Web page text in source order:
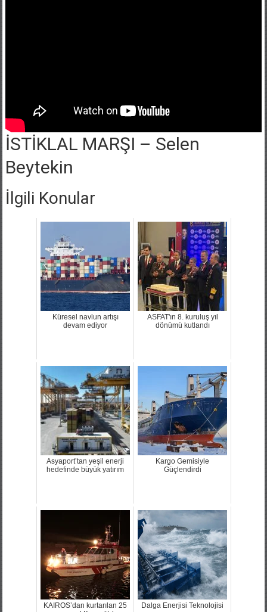
İSTİKLAL MARŞI – Selen
Beytekin
İlgili Konular
Küresel navlun artışı
devam ediyor
ASFAT'ın 8. kuruluş yıl
dönümü kutlandı
Asyaport’tan yeşil enerji
hedefinde büyük yatırım
Kargo Gemisiyle
Güçlendirdi
KAIROS’dan kurtarılan 25
personel Kocaeli’de
Dalga Enerjisi Teknolojisi